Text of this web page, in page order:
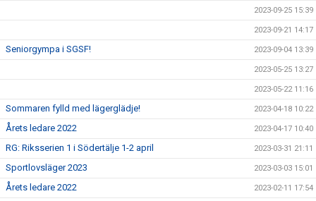
2023-09-25 15:39
2023-09-21 14:17
Seniorgympa i SGSF! 2023-09-04 13:39
2023-05-25 13:27
2023-05-22 11:16
Sommaren fylld med lägerglädje! 2023-04-18 10:22
Årets ledare 2022 2023-04-17 10:40
RG: Riksserien 1 i Södertälje 1-2 april 2023-03-31 21:11
Sportlovsläger 2023 2023-03-03 15:01
Årets ledare 2022 2023-02-11 17:54